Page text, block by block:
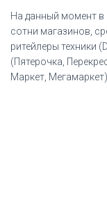
На данный момент в
сотни магазинов,
ритейлеры техники
(Пятерочка,
Маркет, Мегамаркет).